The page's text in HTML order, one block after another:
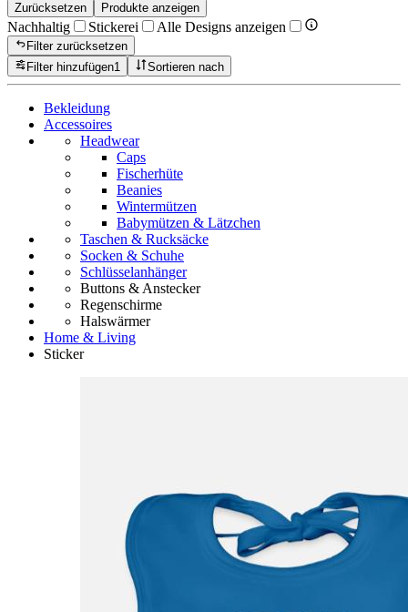
Zurücksetzen Produkte anzeigen
Nachhaltig Stickerei Alle Designs anzeigen
Filter zurücksetzen
Filter hinzufügen1 Sortieren nach
Bekleidung
Accessoires
Headwear
Caps
Fischerhüte
Beanies
Wintermützen
Babymützen & Lätzchen
Taschen & Rucksäcke
Socken & Schuhe
Schlüsselanhänger
Buttons & Anstecker
Regenschirme
Halswärmer
Home & Living
Sticker